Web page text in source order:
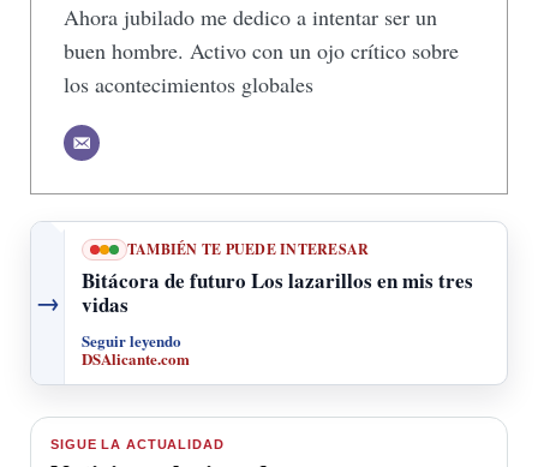
Ahora jubilado me dedico a intentar ser un
buen hombre. Activo con un ojo crítico sobre
los acontecimientos globales
→
TAMBIÉN TE PUEDE INTERESAR
Bitácora de futuro Los lazarillos en mis tres
vidas
Seguir leyendo
DSAlicante.com
SIGUE LA ACTUALIDAD